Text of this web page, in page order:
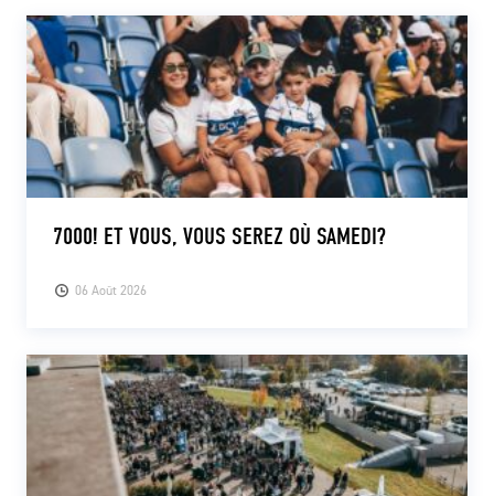
06 Août 2026
7000! ET VOUS, VOUS SEREZ OÙ SAMEDI?